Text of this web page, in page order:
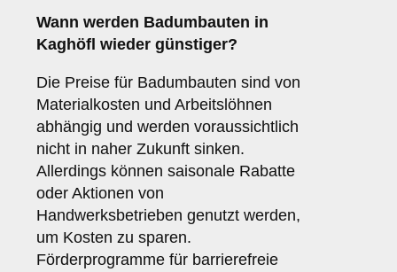
Wann werden Badumbauten in
Kaghöfl wieder günstiger?
Die Preise für Badumbauten sind von
Materialkosten und Arbeitslöhnen
abhängig und werden voraussichtlich
nicht in naher Zukunft sinken.
Allerdings können saisonale Rabatte
oder Aktionen von
Handwerksbetrieben genutzt werden,
um Kosten zu sparen.
Förderprogramme für barrierefreie